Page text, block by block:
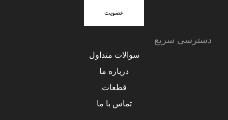
عضویت
دسترسی سریع
سوالات متداول
درباره ما
قطعات
تماس با ما